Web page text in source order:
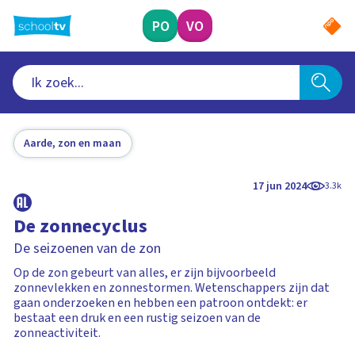
naar
hoofdinhoud
PO VO
Aarde, zon en maan
17 jun 2024 3.3k
De zonnecyclus
De seizoenen van de zon
Op de zon gebeurt van alles, er zijn bijvoorbeeld
zonnevlekken en zonnestormen. Wetenschappers zijn dat
gaan onderzoeken en hebben een patroon ontdekt: er
bestaat een druk en een rustig seizoen van de
zonneactiviteit.